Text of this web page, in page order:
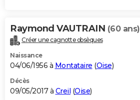
Raymond VAUTRAIN (60 ans)
Créer une cagnotte obsèques
Naissance
04/06/1956 à Montataire (Oise)
Décès
09/05/2017 à Creil (Oise)